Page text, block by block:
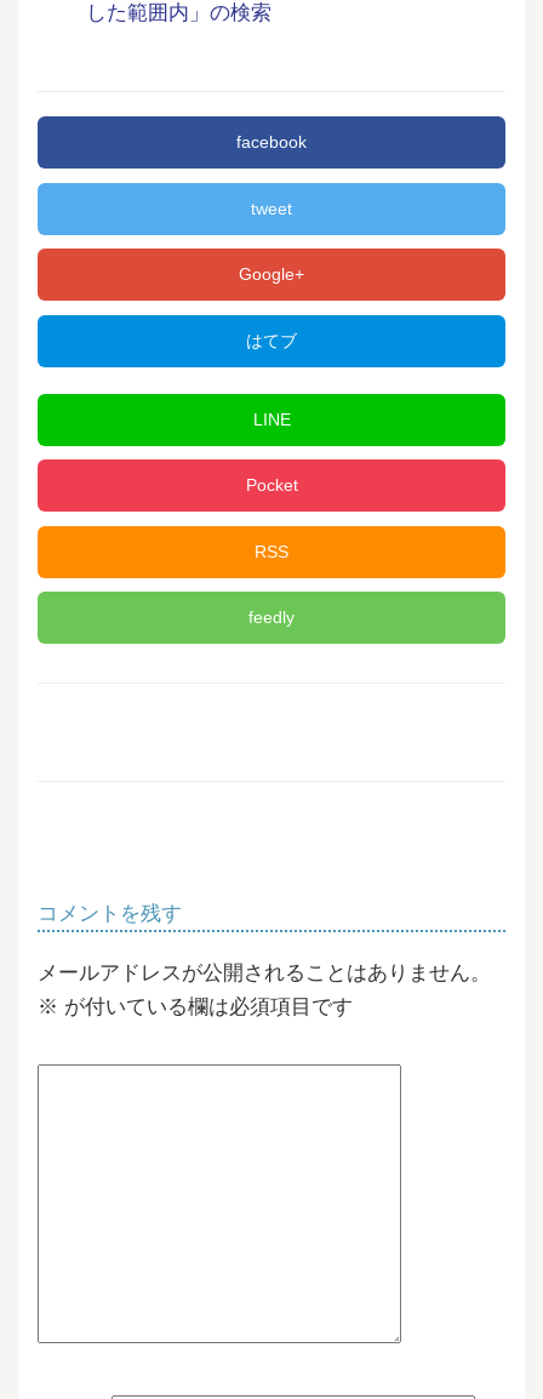
した範囲内」の検索
facebook
tweet
Google+
はてブ
LINE
Pocket
RSS
feedly
コメントを残す
メールアドレスが公開されることはありません。
※ が付いている欄は必須項目です